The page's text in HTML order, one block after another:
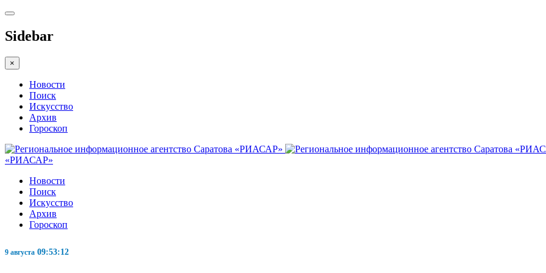
Sidebar
×
Новости
Поиск
Искусство
Архив
Гороскоп
«РИАСАР»
Новости
Поиск
Искусство
Архив
Гороскоп
9 августа 09:53:13